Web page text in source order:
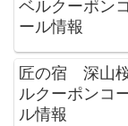
ベルクーポン
ール情報
匠の宿 深山
ルクーポンコ
ル情報